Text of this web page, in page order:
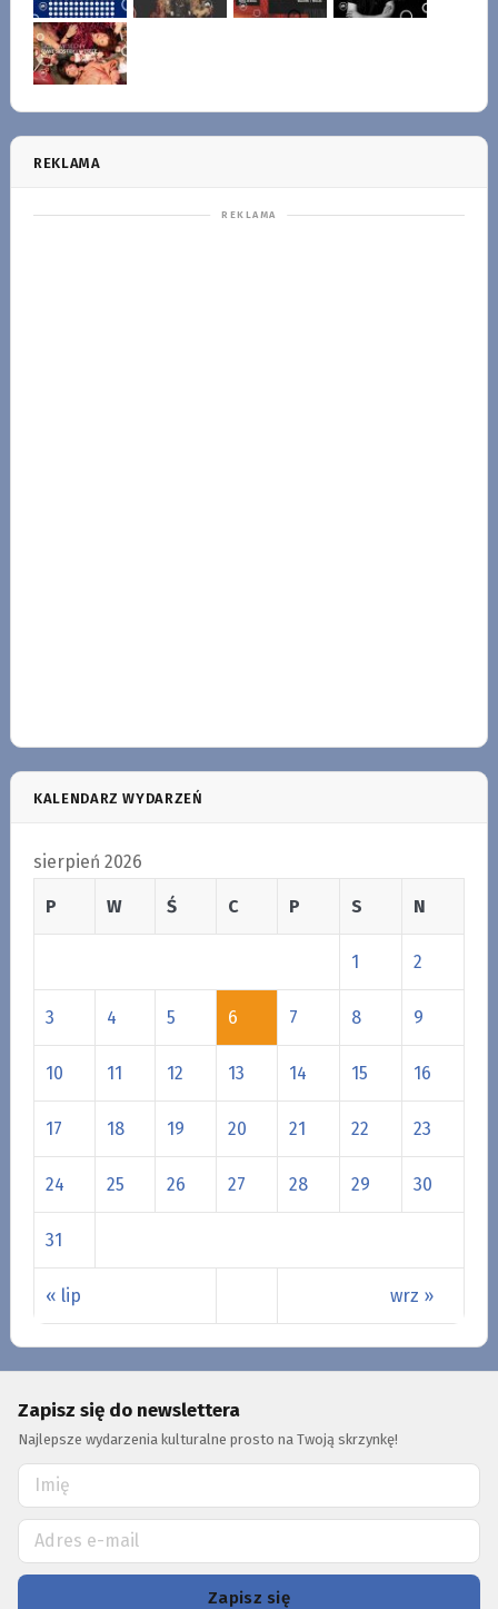
REKLAMA
KALENDARZ WYDARZEŃ
sierpień 2026
P W Ś C P S N
« lip wrz »
1 2
3 4 5 6 7 8 9
10 11 12 13 14 15 16
17 18 19 20 21 22 23
24 25 26 27 28 29 30
31
Zapisz się do newslettera
Najlepsze wydarzenia kulturalne prosto na Twoją skrzynkę!
Zapisz się